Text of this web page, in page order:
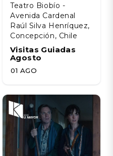
Teatro Biobío -
Avenida Cardenal
Raúl Silva Henríquez,
Concepción, Chile
Visitas Guiadas
Agosto
01 AGO